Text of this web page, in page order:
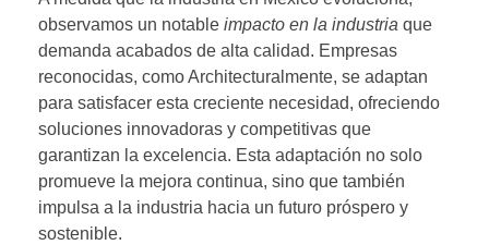
observamos un notable impacto en la industria que
demanda acabados de alta calidad. Empresas
reconocidas, como Architecturalmente, se adaptan
para satisfacer esta creciente necesidad, ofreciendo
soluciones innovadoras y competitivas que
garantizan la excelencia. Esta adaptación no solo
promueve la mejora continua, sino que también
impulsa a la industria hacia un futuro próspero y
sostenible.